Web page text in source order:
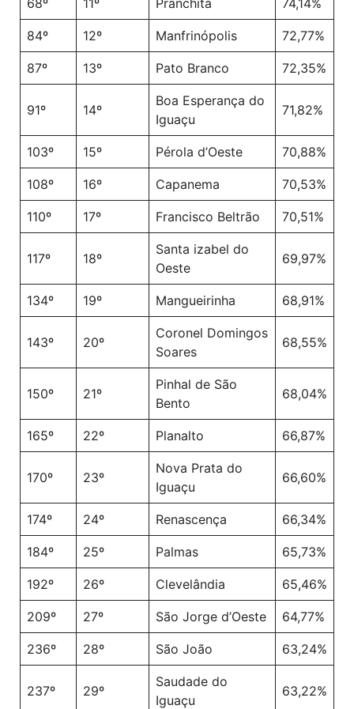
84º 12º Manfrinópolis 72,77%
87º 13º Pato Branco 72,35%
91º 14º
Boa Esperança do
Iguaçu
71,82%
103º 15º Pérola d’Oeste 70,88%
108º 16º Capanema 70,53%
110º 17º Francisco Beltrão 70,51%
117º 18º
Santa izabel do
Oeste
69,97%
134º 19º Mangueirinha 68,91%
143º 20º
Coronel Domingos
Soares
68,55%
150º 21º
Pinhal de São
Bento
68,04%
165º 22º Planalto 66,87%
170º 23º
Nova Prata do
Iguaçu
66,60%
174º 24º Renascença 66,34%
184º 25º Palmas 65,73%
192º 26º Clevelândia 65,46%
209º 27º São Jorge d’Oeste 64,77%
236º 28º São João 63,24%
237º 29º
Saudade do
Iguaçu
63,22%